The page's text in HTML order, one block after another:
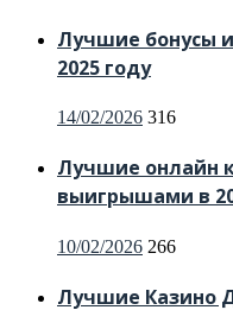
Лучшие бонусы
2025 году
Posted
14/02/2026 316
Лучшие онлайн
выигрышами в
Posted
10/02/2026 266
Лучшие Казино